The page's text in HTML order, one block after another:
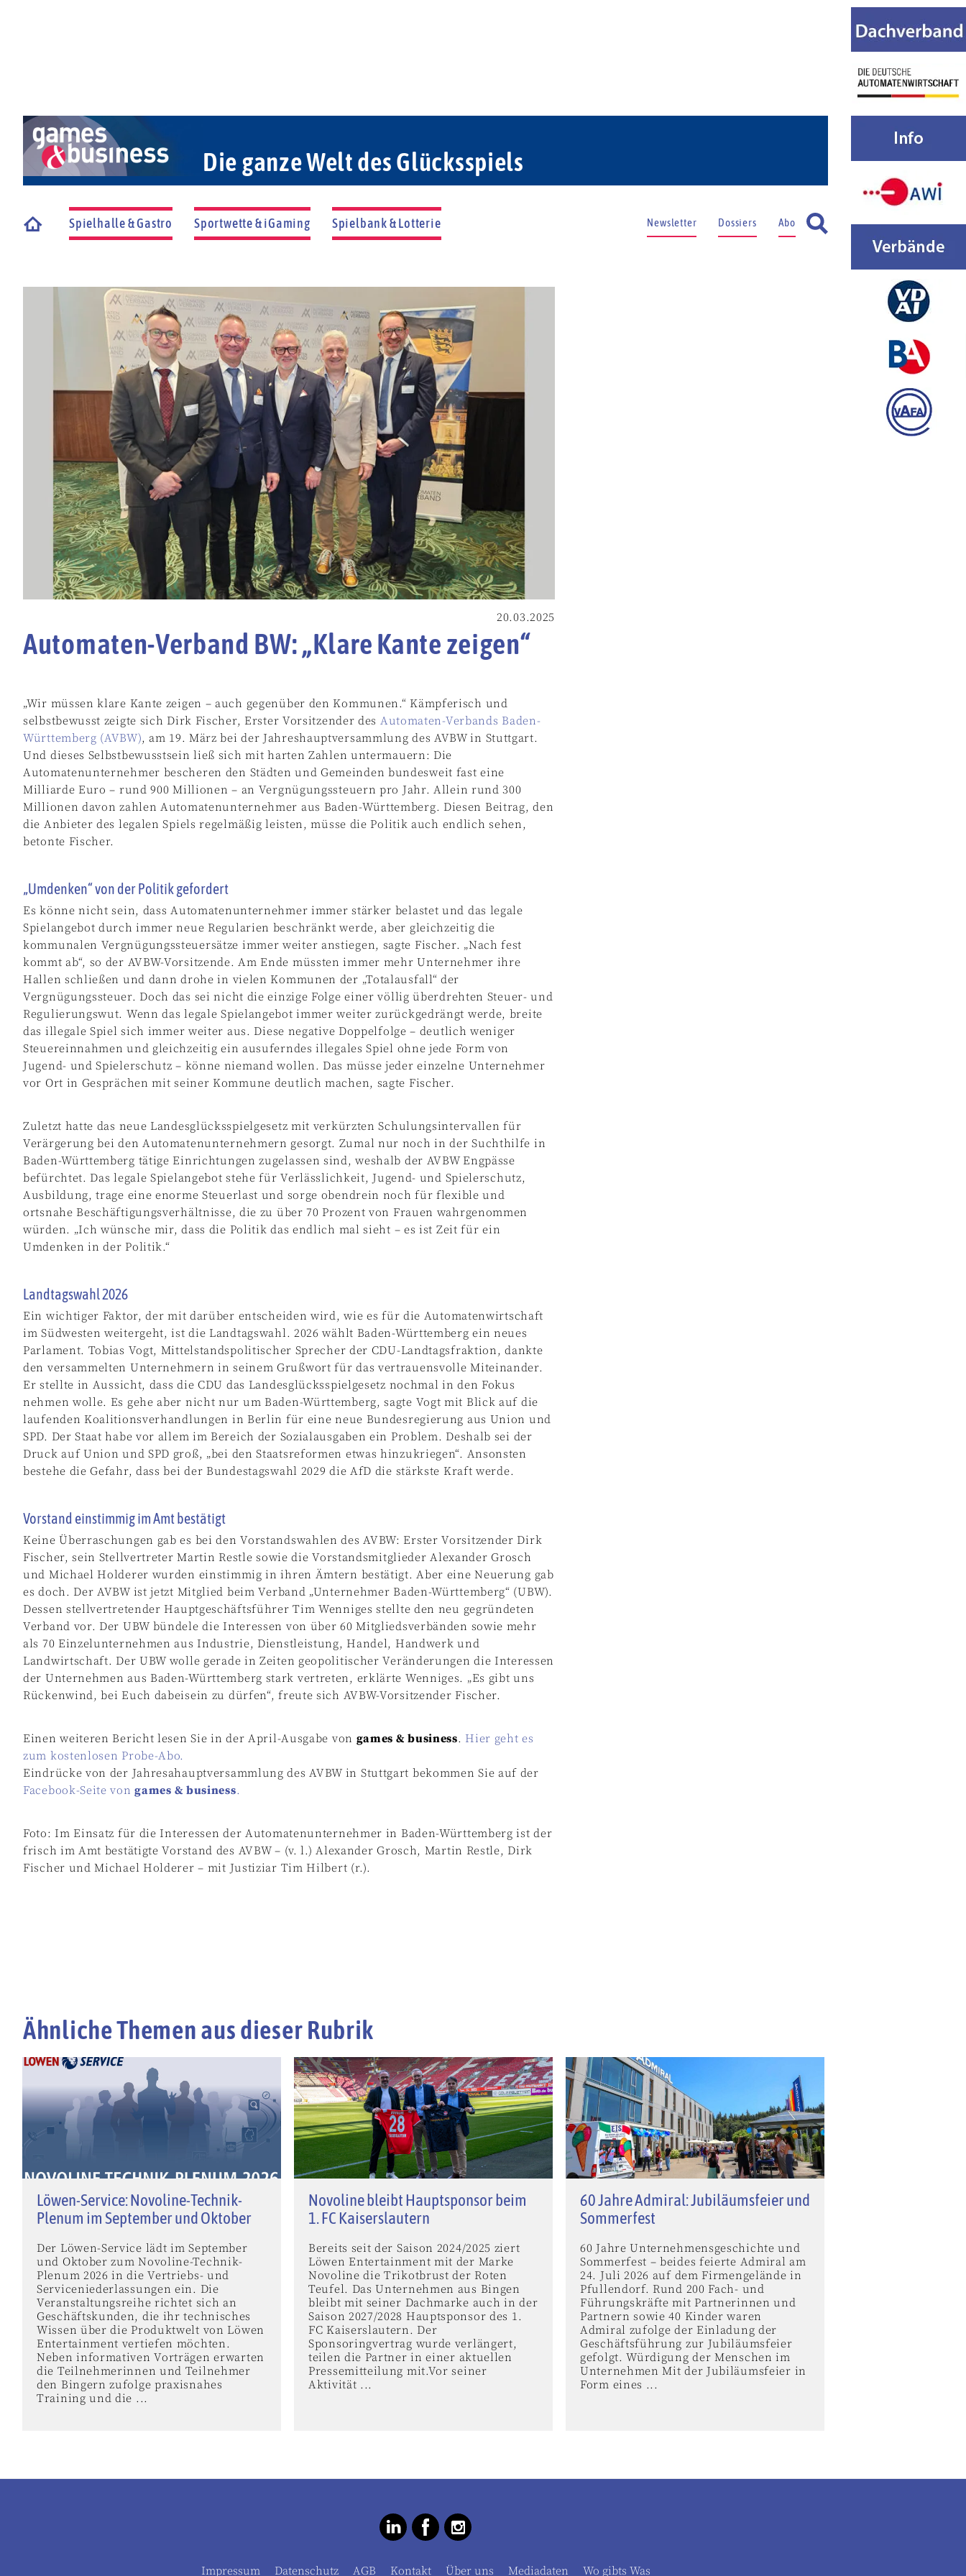
Die ganze Welt des Glücksspiels
Spielhalle & Gastro Sportwette & iGaming Spielbank & Lotterie Newsletter Dossiers Abo
20.03.2025
Automaten-Verband BW: „Klare Kante zeigen“
„Wir müssen klare Kante zeigen – auch gegenüber den Kommunen.“ Kämpferisch und
selbstbewusst zeigte sich Dirk Fischer, Erster Vorsitzender des Automaten-Verbands Baden-
Württemberg (AVBW), am 19. März bei der Jahreshauptversammlung des AVBW in Stuttgart.
Und dieses Selbstbewusstsein ließ sich mit harten Zahlen untermauern: Die
Automatenunternehmer bescheren den Städten und Gemeinden bundesweit fast eine
Milliarde Euro – rund 900 Millionen – an Vergnügungssteuern pro Jahr. Allein rund 300
Millionen davon zahlen Automatenunternehmer aus Baden-Württemberg. Diesen Beitrag, den
die Anbieter des legalen Spiels regelmäßig leisten, müsse die Politik auch endlich sehen,
betonte Fischer.
„Umdenken“ von der Politik gefordert
Es könne nicht sein, dass Automatenunternehmer immer stärker belastet und das legale
Spielangebot durch immer neue Regularien beschränkt werde, aber gleichzeitig die
kommunalen Vergnügungssteuersätze immer weiter anstiegen, sagte Fischer. „Nach fest
kommt ab“, so der AVBW-Vorsitzende. Am Ende müssten immer mehr Unternehmer ihre
Hallen schließen und dann drohe in vielen Kommunen der „Totalausfall“ der
Vergnügungssteuer. Doch das sei nicht die einzige Folge einer völlig überdrehten Steuer- und
Regulierungswut. Wenn das legale Spielangebot immer weiter zurückgedrängt werde, breite
das illegale Spiel sich immer weiter aus. Diese negative Doppelfolge – deutlich weniger
Steuereinnahmen und gleichzeitig ein ausuferndes illegales Spiel ohne jede Form von
Jugend- und Spielerschutz – könne niemand wollen. Das müsse jeder einzelne Unternehmer
vor Ort in Gesprächen mit seiner Kommune deutlich machen, sagte Fischer.
Zuletzt hatte das neue Landesglücksspielgesetz mit verkürzten Schulungsintervallen für
Verärgerung bei den Automatenunternehmern gesorgt. Zumal nur noch in der Suchthilfe in
Baden-Württemberg tätige Einrichtungen zugelassen sind, weshalb der AVBW Engpässe
befürchtet. Das legale Spielangebot stehe für Verlässlichkeit, Jugend- und Spielerschutz,
Ausbildung, trage eine enorme Steuerlast und sorge obendrein noch für flexible und
ortsnahe Beschäftigungsverhältnisse, die zu über 70 Prozent von Frauen wahrgenommen
würden. „Ich wünsche mir, dass die Politik das endlich mal sieht – es ist Zeit für ein
Umdenken in der Politik.“
Landtagswahl 2026
Ein wichtiger Faktor, der mit darüber entscheiden wird, wie es für die Automatenwirtschaft
im Südwesten weitergeht, ist die Landtagswahl. 2026 wählt Baden-Württemberg ein neues
Parlament. Tobias Vogt, Mittelstandspolitischer Sprecher der CDU-Landtagsfraktion, dankte
den versammelten Unternehmern in seinem Grußwort für das vertrauensvolle Miteinander.
Er stellte in Aussicht, dass die CDU das Landesglücksspielgesetz nochmal in den Fokus
nehmen wolle. Es gehe aber nicht nur um Baden-Württemberg, sagte Vogt mit Blick auf die
laufenden Koalitionsverhandlungen in Berlin für eine neue Bundesregierung aus Union und
SPD. Der Staat habe vor allem im Bereich der Sozialausgaben ein Problem. Deshalb sei der
Druck auf Union und SPD groß, „bei den Staatsreformen etwas hinzukriegen“. Ansonsten
bestehe die Gefahr, dass bei der Bundestagswahl 2029 die AfD die stärkste Kraft werde.
Vorstand einstimmig im Amt bestätigt
Keine Überraschungen gab es bei den Vorstandswahlen des AVBW: Erster Vorsitzender Dirk
Fischer, sein Stellvertreter Martin Restle sowie die Vorstandsmitglieder Alexander Grosch
und Michael Holderer wurden einstimmig in ihren Ämtern bestätigt. Aber eine Neuerung gab
es doch. Der AVBW ist jetzt Mitglied beim Verband „Unternehmer Baden-Württemberg“ (UBW).
Dessen stellvertretender Hauptgeschäftsführer Tim Wenniges stellte den neu gegründeten
Verband vor. Der UBW bündele die Interessen von über 60 Mitgliedsverbänden sowie mehr
als 70 Einzelunternehmen aus Industrie, Dienstleistung, Handel, Handwerk und
Landwirtschaft. Der UBW wolle gerade in Zeiten geopolitischer Veränderungen die Interessen
der Unternehmen aus Baden-Württemberg stark vertreten, erklärte Wenniges. „Es gibt uns
Rückenwind, bei Euch dabeisein zu dürfen“, freute sich AVBW-Vorsitzender Fischer.
Einen weiteren Bericht lesen Sie in der April-Ausgabe von games & business. Hier geht es
zum kostenlosen Probe-Abo.
Eindrücke von der Jahresahauptversammlung des AVBW in Stuttgart bekommen Sie auf der
Facebook-Seite vongames & business.
Foto: Im Einsatz für die Interessen der Automatenunternehmer in Baden-Württemberg ist der
frisch im Amt bestätigte Vorstand des AVBW – (v. l.) Alexander Grosch, Martin Restle, Dirk
Fischer und Michael Holderer – mit Justiziar Tim Hilbert (r.).
Ähnliche Themen aus dieser Rubrik
Löwen-Service: Novoline-Technik-
Plenum im September und Oktober
Der Löwen-Service lädt im September
und Oktober zum Novoline-Technik-
Plenum 2026 in die Vertriebs- und
Serviceniederlassungen ein. Die
Veranstaltungsreihe richtet sich an
Geschäftskunden, die ihr technisches
Wissen über die Produktwelt von Löwen
Entertainment vertiefen möchten.
Neben informativen Vorträgen erwarten
die Teilnehmerinnen und Teilnehmer
den Bingern zufolge praxisnahes
Training und die ...
Novoline bleibt Hauptsponsor beim
1. FC Kaiserslautern
Bereits seit der Saison 2024/2025 ziert
Löwen Entertainment mit der Marke
Novoline die Trikotbrust der Roten
Teufel. Das Unternehmen aus Bingen
bleibt mit seiner Dachmarke auch in der
Saison 2027/2028 Hauptsponsor des 1.
FC Kaiserslautern. Der
Sponsoringvertrag wurde verlängert,
teilen die Partner in einer aktuellen
Pressemitteilung mit.Vor seiner
Aktivität ...
60 Jahre Admiral: Jubiläumsfeier und
Sommerfest
60 Jahre Unternehmensgeschichte und
Sommerfest – beides feierte Admiral am
24. Juli 2026 auf dem Firmengelände in
Pfullendorf. Rund 200 Fach- und
Führungskräfte mit Partnerinnen und
Partnern sowie 40 Kinder waren
Admiral zufolge der Einladung der
Geschäftsführung zur Jubiläumsfeier
gefolgt. Würdigung der Menschen im
Unternehmen Mit der Jubiläumsfeier in
Form eines ...
Impressum Datenschutz AGB Kontakt Über uns Mediadaten Wo gibts Was